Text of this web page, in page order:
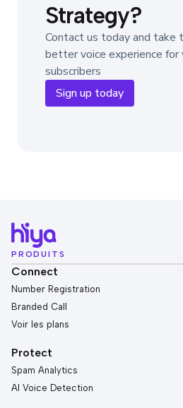
Strategy?
Contact us today and
better voice experience for
subscribers
Sign up today
PRODUITS
Connect
Number Registration
Branded Call
Voir les plans
Protect
Spam Analytics
AI Voice Detection